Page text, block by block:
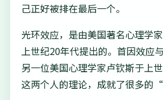
己正好被排在最后一个。
光环效应，是由美国著名心理学
上世纪20年代提出的。首因效应
另一位美国心理学家卢钦斯于上
这两个人的理论，成就了很多的